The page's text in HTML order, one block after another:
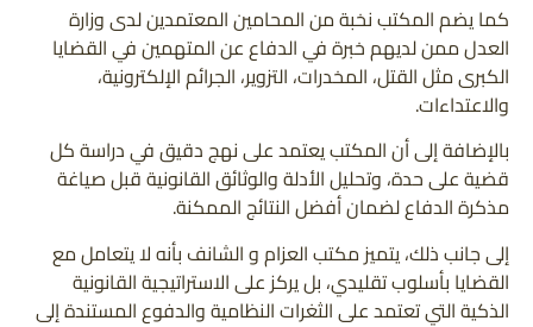
كما يضم المكتب نخبة من المحامين المعتمدين لدى وزارة
العدل ممن لديهم خبرة في الدفاع عن المتهمين في القضايا
الكبرى مثل القتل، المخدرات، التزوير، الجرائم الإلكترونية،
والاعتداءات.
بالإضافة إلى أن المكتب يعتمد على نهج دقيق في دراسة كل
قضية على حدة، وتحليل الأدلة والوثائق القانونية قبل صياغة
مذكرة الدفاع لضمان أفضل النتائج الممكنة.
إلى جانب ذلك، يتميز مكتب العزام و الشانف بأنه لا يتعامل مع
القضايا بأسلوب تقليدي، بل يركز على الاستراتيجية القانونية
الذكية التي تعتمد على الثغرات النظامية والدفوع المستندة إلى